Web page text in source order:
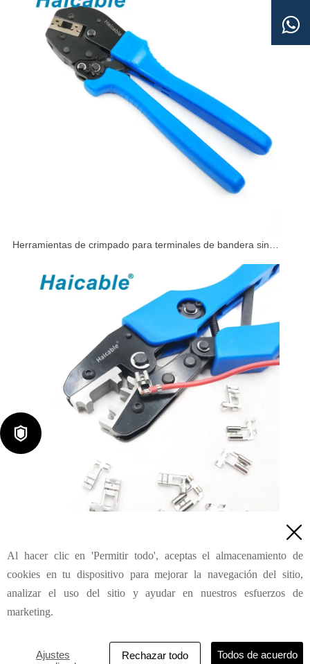
Herramientas de crimpado para terminales de bandera sin
Consulta

Al hacer clic en 'Permitir todo', aceptas el almacenamiento de
cookies en tu dispositivo para mejorar la navegación del sitio,
analizar el uso del sitio y ayudar en nuestros esfuerzos de
marketing.
Ajustes
Rechazar todo Todos de acuerdo

